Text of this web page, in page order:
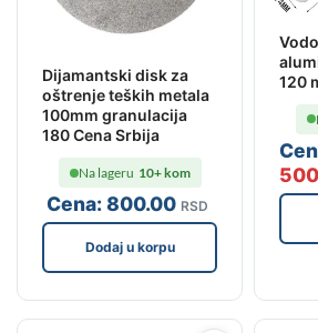
Dijamantski disk za
oštrenje teških metala
100mm granulacija
180 Cena Srbija
Cena:800.00 RSD
Na lageru 10+ kom
Dodaj u korpu
120
500